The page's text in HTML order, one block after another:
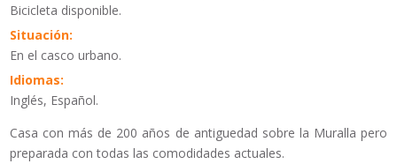
Bicicleta disponible.
Situación:
En el casco urbano.
Idiomas:
Inglés, Español.
Casa con más de 200 años de antiguedad sobre la Muralla pero
preparada con todas las comodidades actuales.